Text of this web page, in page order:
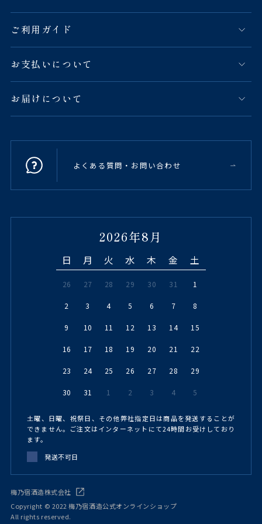
ご利用ガイド
お支払いについて
お届けについて
よくある質問・お問い合わせ
2026年8月
日 月 火 水 木 金 土
26 27 28 29 30 31 1
2 3 4 5 6 7 8
9 10 11 12 13 14 15
16 17 18 19 20 21 22
23 24 25 26 27 28 29
30 31 1 2 3 4 5
土曜、日曜、祝祭日、その他弊社指定日は商品を発送することが
できません。ご注文はインターネットにて24時間お受けしており
ます。
発送不可日
梅乃宿酒造株式会社
Copyright © 2022 梅乃宿酒造公式オンラインショップ
All rights reserved.